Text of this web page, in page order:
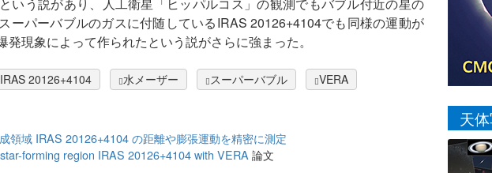
ーパーバブルのガスに付随しているIRAS 20126+4104でも同様の運動が
現象によって作られたという説がさらに強まった。
IRAS 20126+4104 水メーザー スーパーバブル VERA
領域 IRAS 20126+4104 の距離や膨張運動を精密に測定
forming region IRAS 20126+4104 with VERA 論文
天